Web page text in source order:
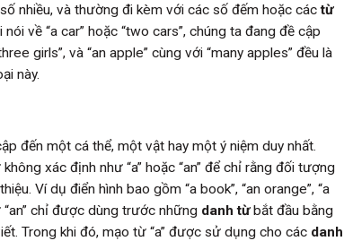
nhiều, và thường đi kèm với các số đếm hoặc cáctừ
về “a car” hoặc “two cars”, chúng ta đang đề cập
girls”, và “an apple” cùng với “many apples” đều là
này.
đến một cá thể, một vật hay một ý niệm duy nhất.
xác định như “a” hoặc “an” để chỉ rằng đối tượng
Ví dụ điển hình bao gồm “a book”, “an orange”, “a
chỉ được dùng trước những danh từbắt đầu bằng
Trong khi đó, mạo từ “a” được sử dụng cho các danh